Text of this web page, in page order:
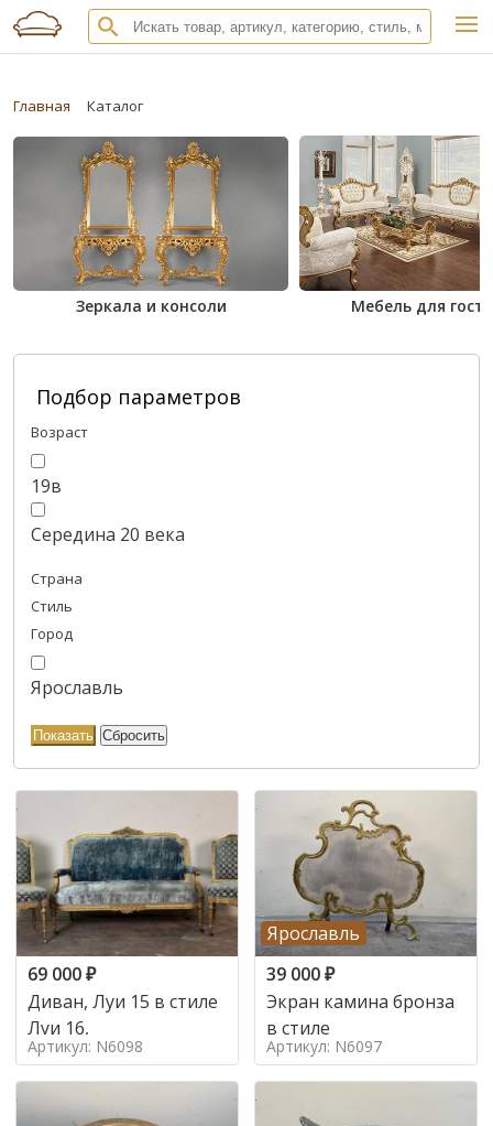
Главная Каталог
Зеркала и консоли Мебель для
Подбор параметров
Возраст
19в
Середина 20 века
Страна
Стиль
Город
Ярославль
69 000₽
Диван, Луи 15 в стиле
Луи 16,
Артикул: N6098
Ярославль
39 000₽
Экран камина бронза
в стиле
Артикул: N6097